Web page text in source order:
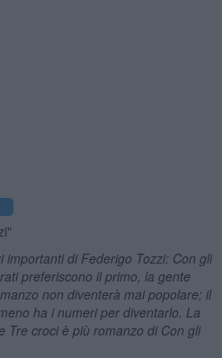
di Federigo Tozzi: Con gli
preferiscono il primo, la gente
non diventerà mai popolare; il
ha i numeri per diventarlo. La
Tre croci è più romanzo di Con gli